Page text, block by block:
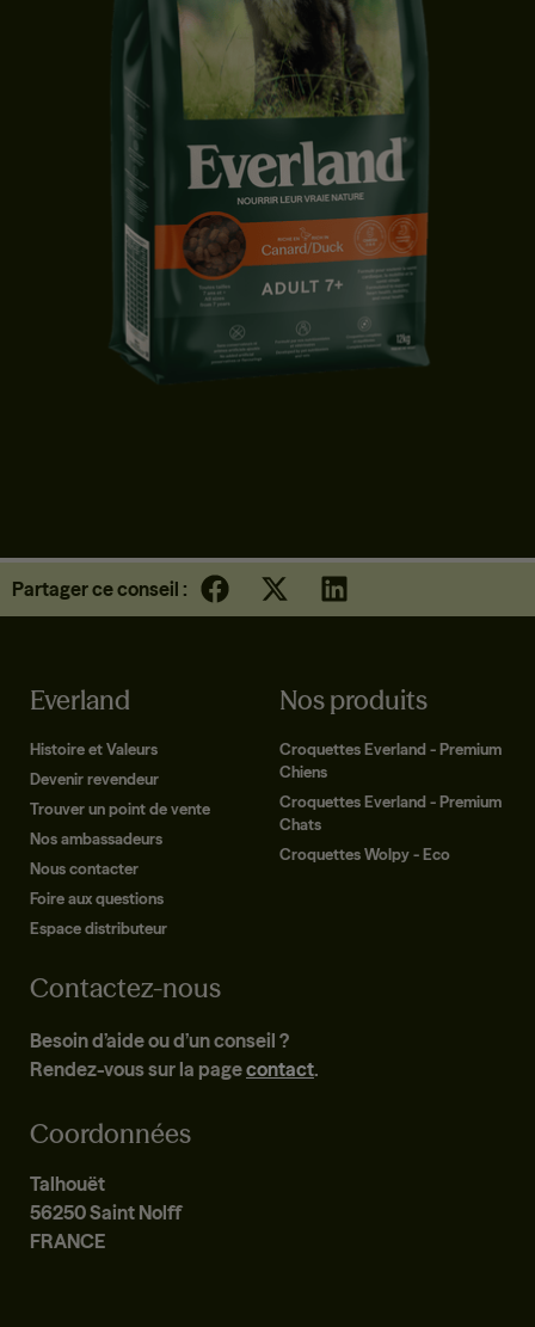
Partager ce conseil :
Everland
Histoire et Valeurs
Devenir revendeur
Trouver un point de vente
Nos ambassadeurs
Nous contacter
Foire aux questions
Espace distributeur
Nos produits
Croquettes Everland - Premium
Chiens
Croquettes Everland - Premium
Chats
Croquettes Wolpy - Eco
Contactez-nous
Besoin d’aide ou d’un conseil ?
Rendez-vous sur la pagecontact.
Coordonnées
Talhouët
56250 Saint Nolff
FRANCE